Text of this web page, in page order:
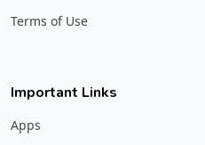
Terms of Use
Important Links
Apps